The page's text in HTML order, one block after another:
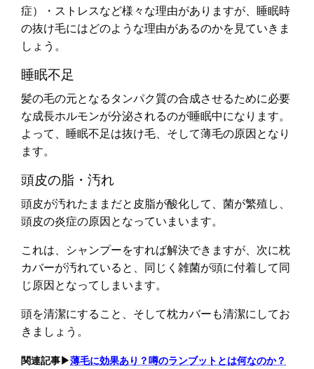
症）・ストレスなど様々な理由がありますが、睡眠時
の抜け毛にはどのような理由があるのかを見ていきま
しょう。
睡眠不足
髪の毛の元となるタンパク質の合成させるために必要
な成長ホルモンが分泌されるのが睡眠中になります。
よって、睡眠不足は抜け毛、そして薄毛の原因となり
ます。
頭皮の脂・汚れ
頭皮が汚れたままだと皮脂が酸化して、菌が繁殖し、
頭皮の炎症の原因となっていまいます。
これは、シャンプーをすれば解決できますが、次に枕
カバーが汚れていると、同じく雑菌が頭に付着して同
じ原因となってしまいます。
頭を清潔にすること、そして枕カバーも清潔にしてお
きましょう。
関連記事▶︎薄毛に効果あり？噂のランブットとは何なのか？